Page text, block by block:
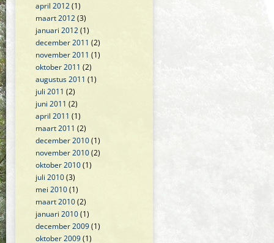
april 2012(1)
maart 2012(3)
januari 2012(1)
december 2011 (2)
november 2011 (1)
oktober 2011 (2)
augustus 2011 (1)
juli 2011 (2)
juni 2011 (2)
april 2011 (1)
maart 2011 (2)
december 2010(1)
november 2010(2)
oktober 2010(1)
juli 2010(3)
mei 2010(1)
maart 2010(2)
januari 2010(1)
december 2009(1)
oktober 2009(1)